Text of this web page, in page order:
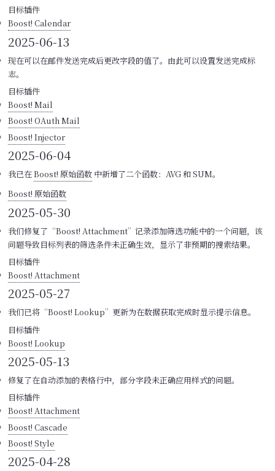
目标插件
Boost! Calendar
2025-06-13
现在可以在邮件发送完成后更改字段的值了。由此可以设置发送完成标
志。
目标插件
Boost! Mail
Boost! OAuth Mail
Boost! Injector
2025-06-04
我已在Boost! 原始函数 中新增了二个函数：AVG 和 SUM。
Boost! 原始函数
2025-05-30
我们修复了“Boost! Attachment”记录添加筛选功能中的一个问题，该
问题导致目标列表的筛选条件未正确生效，显示了非预期的搜索结果。
目标插件
Boost! Attachment
2025-05-27
我们已将“Boost! Lookup”更新为在数据获取完成时显示提示信息。
目标插件
Boost! Lookup
2025-05-13
修复了在自动添加的表格行中，部分字段未正确应用样式的问题。
目标插件
Boost! Attachment
Boost! Cascade
Boost! Style
2025-04-28